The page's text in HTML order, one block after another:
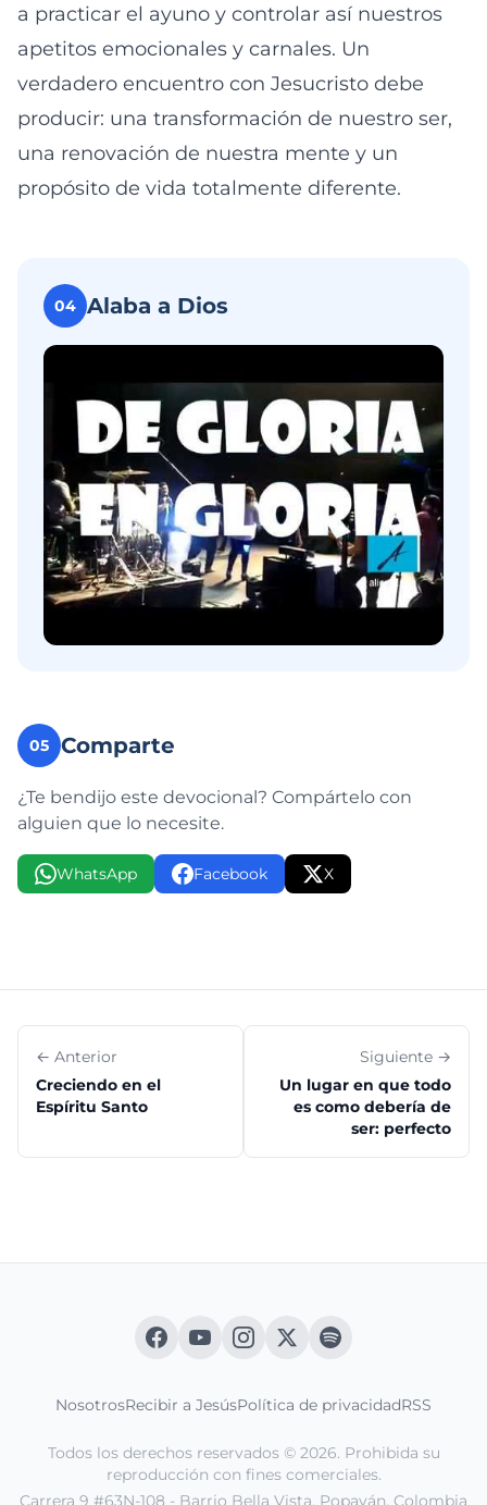
a practicar el ayuno y controlar así nuestros
apetitos emocionales y carnales. Un
verdadero encuentro con Jesucristo debe
producir: una transformación de nuestro ser,
una renovación de nuestra mente y un
propósito de vida totalmente diferente.
04 Alaba a Dios
05 Comparte
¿Te bendijo este devocional? Compártelo con
alguien que lo necesite.
WhatsApp Facebook X
← Anterior
Creciendo en el
Espíritu Santo
Siguiente →
Un lugar en que todo
es como debería de
ser: perfecto
NosotrosRecibir a JesúsPolítica de privacidadRSS
Todos los derechos reservados © 2026. Prohibida su
reproducción con fines comerciales.
Carrera 9 #63N-108 - Barrio Bella Vista. Popayán, Colombia